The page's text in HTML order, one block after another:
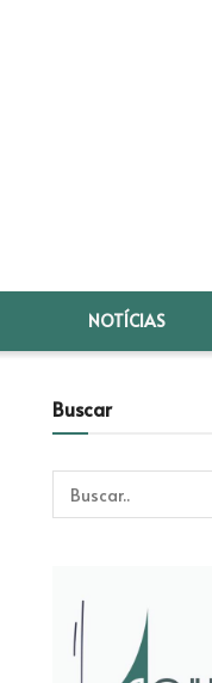
NOTÍCIAS
Buscar